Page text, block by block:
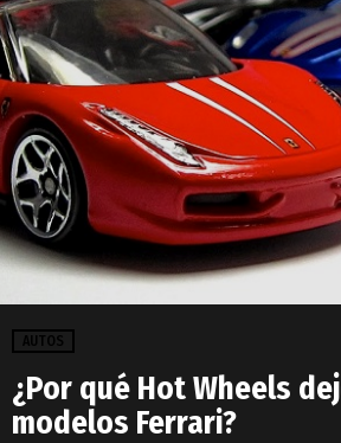
AUTOS
¿Por qué Hot Wheels
modelos Ferrari?